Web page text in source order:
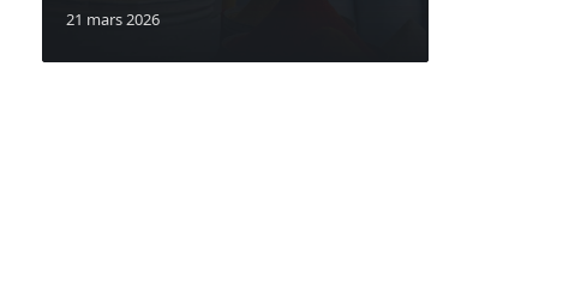
21 mars 2026